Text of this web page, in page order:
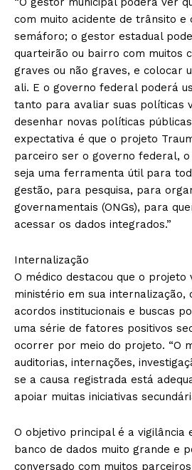
com muito acidente de trânsito e
semáforo; o gestor estadual
quarteirão ou bairro com muitos
graves ou não graves, e colocar
ali. E o governo federal poderá
tanto para avaliar suas políticas
desenhar novas políticas
expectativa é que o projeto
parceiro ser o governo federal, o
seja uma ferramenta útil para
gestão, para pesquisa, para
governamentais (ONGs), para
acessar os dados integrados.”
Internalização
O médico destacou que o projeto
ministério em sua internalização,
acordos institucionais e buscas
uma série de fatores positivos
ocorrer por meio do projeto. “O
auditorias, internações,
se a causa registrada está
apoiar muitas iniciativas
O objetivo principal é a vigilância
banco de dados muito grande e
conversado com muitos